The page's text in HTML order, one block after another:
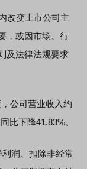
改变上市公司主
，或因市场、行
及法律法规要求
公司营业收入约
比下降41.83%。
润、扣除非经常